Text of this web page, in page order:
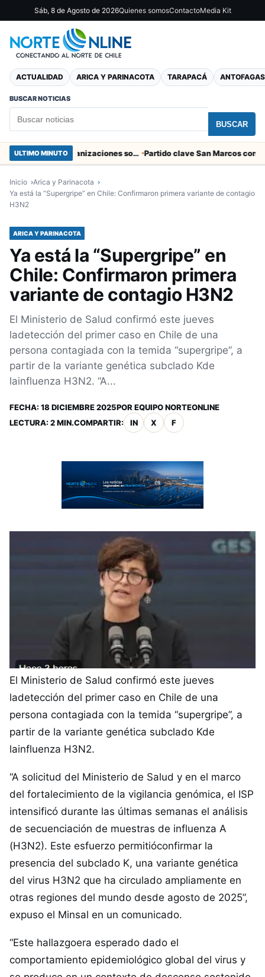
Sáb, 8 de Agosto de 2026Quienes somosContactoMedia Kit
ACTUALIDAD ARICA Y PARINACOTA TARAPACÁ
BUSCAR NOTICIAS
BUSCAR
ULTIMO MINUTO Entregaron fibra óptica gratuita a organizaciones sociales de Arica
Inicio
Arica y Parinacota
Ya está la “Supergripe” en Chile: Confirmaron primera variante de contagio
H3N2
ARICA Y PARINACOTA
Ya está la “Supergripe” en
Chile: Confirmaron primera
variante de contagio H3N2
El Ministerio de Salud confirmó este jueves
ladetección del primer caso en Chile de una
persona contagiada con la temida “supergripe”, a
partir de la variante genética subclado Kde
lainfluenza H3N2. “A...
FECHA: 18 DICIEMBRE 2025POR EQUIPO NORTEONLINE
LECTURA: 2 MIN.COMPARTIR: IN X F
El Ministerio de Salud confirmó este jueves
ladetección del primer caso en Chile de una
persona contagiada con la temida “supergripe”, a
partir de la variante genética subclado Kde
lainfluenza H3N2.
“A solicitud del Ministerio de Salud y en el marco
del fortalecimiento de la vigilancia genómica, el ISP
intensificó durante las últimas semanas el análisis
de secuenciación de muestras de influenza A
(H3N2). Este esfuerzo permitióconfirmar la
presencia del subclado K, una variante genética
del virus H3N2 que ha circulado ampliamente en
otras regiones del mundo desde agosto de 2025”,
expuso el Minsal en un comunicado.
“Este hallazgoera esperado dado el
comportamiento epidemiológico global del virus y